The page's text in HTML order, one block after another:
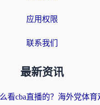
应用权限
联系我们
最新资讯